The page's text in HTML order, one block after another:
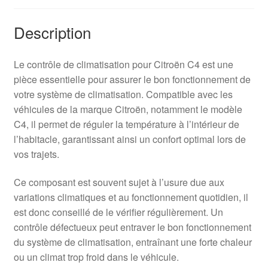
Description
Le contrôle de climatisation pour Citroën C4 est une
pièce essentielle pour assurer le bon fonctionnement de
votre système de climatisation. Compatible avec les
véhicules de la marque Citroën, notamment le modèle
C4, il permet de réguler la température à l’intérieur de
l’habitacle, garantissant ainsi un confort optimal lors de
vos trajets.
Ce composant est souvent sujet à l’usure due aux
variations climatiques et au fonctionnement quotidien, il
est donc conseillé de le vérifier régulièrement. Un
contrôle défectueux peut entraver le bon fonctionnement
du système de climatisation, entraînant une forte chaleur
ou un climat trop froid dans le véhicule.